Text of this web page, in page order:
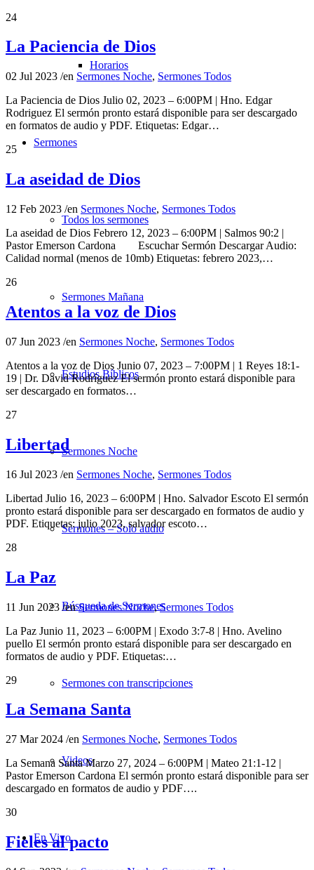
Horarios
Sermones
Todos los sermones
Sermones Mañana
Estudios Bíblicos
Sermones Noche
Sermones – Solo audio
Búsqueda de Sermones
Sermones con transcripciones
Videos
En Vivo
24
La Paciencia de Dios
02 Jul 2023 /en Sermones Noche, Sermones Todos
La Paciencia de Dios Julio 02, 2023 – 6:00PM | Hno. Edgar
Rodriguez El sermón pronto estará disponible para ser descargado
en formatos de audio y PDF. Etiquetas: Edgar…
25
La aseidad de Dios
12 Feb 2023 /en Sermones Noche, Sermones Todos
La aseidad de Dios Febrero 12, 2023 – 6:00PM | Salmos 90:2 |
Pastor Emerson Cardona Escuchar Sermón Descargar Audio:
Calidad normal (menos de 10mb) Etiquetas: febrero 2023,…
26
Atentos a la voz de Dios
07 Jun 2023 /en Sermones Noche, Sermones Todos
Atentos a la voz de Dios Junio 07, 2023 – 7:00PM | 1 Reyes 18:1-
19 | Dr. David Rodríguez El sermón pronto estará disponible para
ser descargado en formatos…
27
Libertad
16 Jul 2023 /en Sermones Noche, Sermones Todos
Libertad Julio 16, 2023 – 6:00PM | Hno. Salvador Escoto El sermón
pronto estará disponible para ser descargado en formatos de audio y
PDF. Etiquetas: julio 2023, salvador escoto…
28
La Paz
11 Jun 2023/enSermones Noche,Sermones Todos
La Paz Junio 11, 2023 – 6:00PM | Exodo 3:7-8 | Hno. Avelino
puello El sermón pronto estará disponible para ser descargado en
formatos de audio y PDF. Etiquetas:…
29
La Semana Santa
27 Mar 2024 /en Sermones Noche, Sermones Todos
La Semana Santa Marzo 27, 2024 – 6:00PM | Mateo 21:1-12 |
Pastor Emerson Cardona El sermón pronto estará disponible para ser
descargado en formatos de audio y PDF….
30
Fieles al pacto